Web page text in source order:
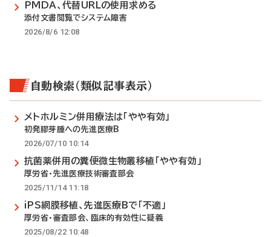
PMDA、代替URLの使用求める
添付文書閲覧でシステム障害
2026/8/6 12:08
自動検索（類似記事表示）
メトホルミン併用療法は「やや有効」
初発膠芽腫への先進医療B
2026/07/10 10:14
抗菌薬併用の糞便微生物叢移植「やや有効」
厚労省・先進医療技術審査部会
2025/11/14 11:18
iPS網膜移植、先進医療Bで「不適」
厚労省・審査部会、臨床的有効性に疑義
2025/08/22 10:48